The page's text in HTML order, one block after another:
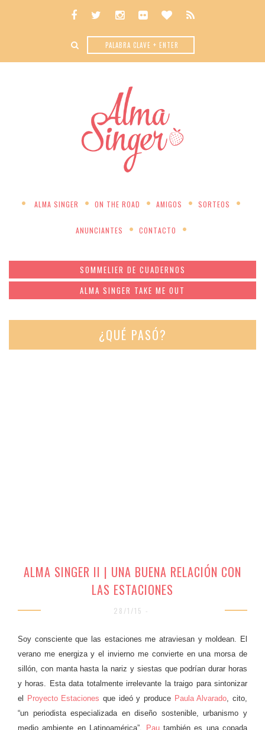
ALMA SINGER ON THE ROAD AMIGOS SORTEOS
ANUNCIANTES CONTACTO
SOMMELIER DE CUADERNOS
ALMA SINGER TAKE ME OUT
¿QUÉ PASÓ?
ALMA SINGER II | UNA BUENA RELACIÓN CON
LAS ESTACIONES
28/1/15 -
Soy consciente que las estaciones me atraviesan y moldean. El
verano me energiza y el invierno me convierte en una morsa de
sillón, con manta hasta la nariz y siestas que podrían durar horas
y horas. Esta data totalmente irrelevante la traigo para sintonizar
el
Proyecto Estaciones que ideó y produce Paula Alvarado, cito,
“un periodista especializada en diseño sostenible, urbanismo y
medio ambiente en Latinoamérica”.
Pautambién es una copada